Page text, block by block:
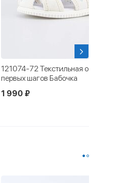
121074-72 Текстильная обувь для
первых шагов Бабочка
1 990 ₽